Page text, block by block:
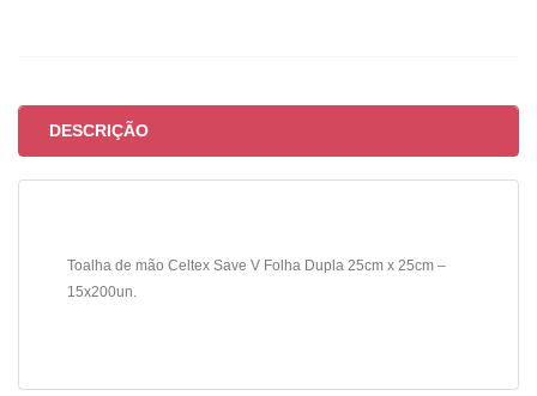
DESCRIÇÃO
Toalha de mão Celtex Save V Folha Dupla 25cm x 25cm –
15x200un.